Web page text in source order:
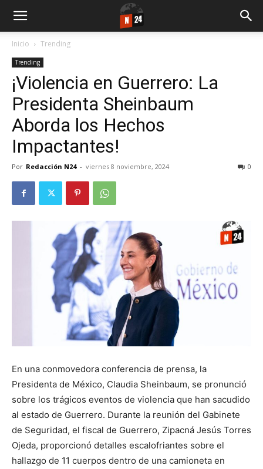
Inicio Trending
Trending
¡Violencia en Guerrero: La
Presidenta Sheinbaum
Aborda los Hechos
Impactantes!
Por Redacción N24 - viernes 8 noviembre, 2024 0
En una conmovedora conferencia de prensa, la
Presidenta de México, Claudia Sheinbaum, se pronunció
sobre los trágicos eventos de violencia que han sacudido
al estado de Guerrero. Durante la reunión del Gabinete
de Seguridad, el fiscal de Guerrero, Zipacná Jesús Torres
Ojeda, proporcionó detalles escalofriantes sobre el
hallazgo de 11 cuerpos dentro de una camioneta en